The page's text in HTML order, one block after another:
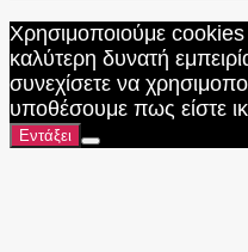
Χρησιμοποιούμε
καλύτερη δυνατή
συνεχίσετε να
υποθέσουμε πως είστε
Εντάξει